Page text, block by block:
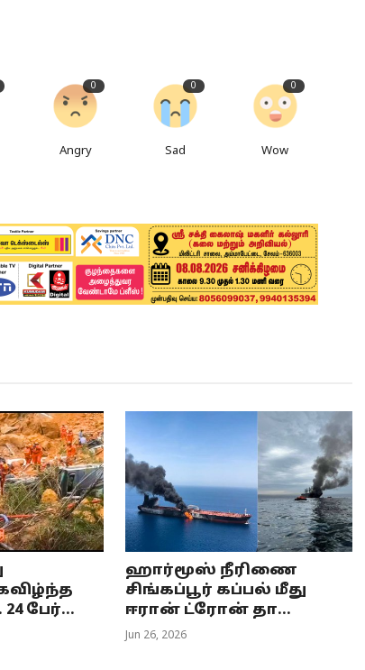
0
Angry
0
Sad
0
Wow
பேர்...
ஹார்மூஸ் நீரிணை
சிங்கப்பூர் கப்பல் மீது
ஈரான் ட்ரோன் தா...
Jun 26, 2026